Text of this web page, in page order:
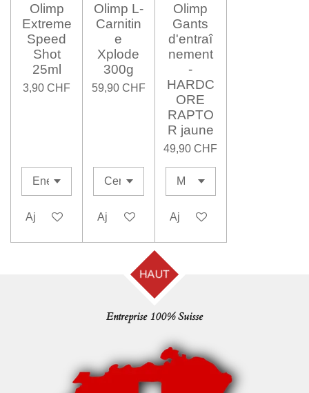
Olimp
Extreme
Speed
Shot
25ml
3,90 CHF
Ajouter au panier
Olimp L-
Carnitin
e
Xplode
300g
59,90 CHF
Ajouter au panier
Olimp
Gants
d'entraî
nement
-
HARDC
ORE
RAPTO
R jaune
49,90 CHF
Ajouter au panier
HAUT
Entreprise 100% Suisse